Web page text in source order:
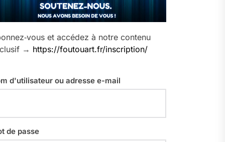
et accédez à notre contenu
→ https://foutouart.fr/inscription/
d'utilisateur ou adresse e-mail
de passe